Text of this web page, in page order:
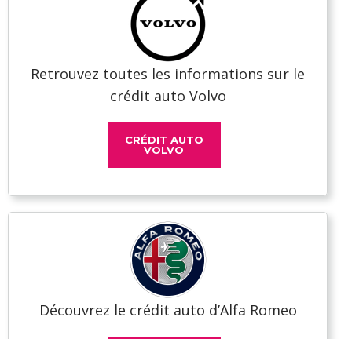
Retrouvez toutes les informations sur le
crédit auto Volvo
CRÉDIT AUTO
VOLVO
Découvrez le crédit auto d’Alfa Romeo